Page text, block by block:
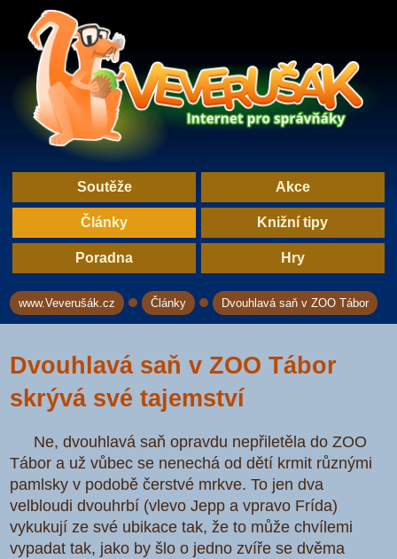
Soutěže Akce
Články Knižní tipy
Poradna Hry
www.Veverušák.cz→ Články→ Dvouhlavá saň v ZOO Tábor
Dvouhlavá saň v ZOO Tábor
skrývá své tajemství
Ne, dvouhlavá saň opravdu nepřiletěla do ZOO
Tábor a už vůbec se nenechá od dětí krmit různými
pamlsky v podobě čerstvé mrkve. To jen dva
velbloudi dvouhrbí (vlevo Jepp a vpravo Frída)
vykukují ze své ubikace tak, že to může chvílemi
vypadat tak, jako by šlo o jedno zvíře se dvěma